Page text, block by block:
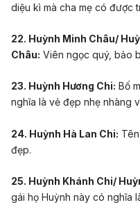
diệu kì mà cha mẹ có được
22. Huỳnh Minh Châu/
Châu: Viên ngọc quý, bảo
23. Huỳnh Hương Chi: Bố
nghĩa là vẻ đẹp nhẹ nhàng
24. Huỳnh Hà Lan Chi:
đẹp.
25. Huỳnh Khánh Chi/
gái họ Huỳnh này có nghĩa